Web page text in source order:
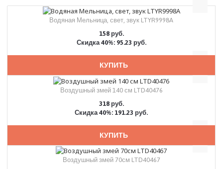
Водяная Мельница, свет, звук LTYR9998A
158 руб.
Скидка 40%: 95.23 руб.
КУПИТЬ
Воздушный змей 140 см LTD40476
318 руб.
Скидка 40%: 191.23 руб.
КУПИТЬ
Воздушный змей 70см LTD40467